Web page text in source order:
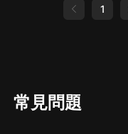
1
常見問題